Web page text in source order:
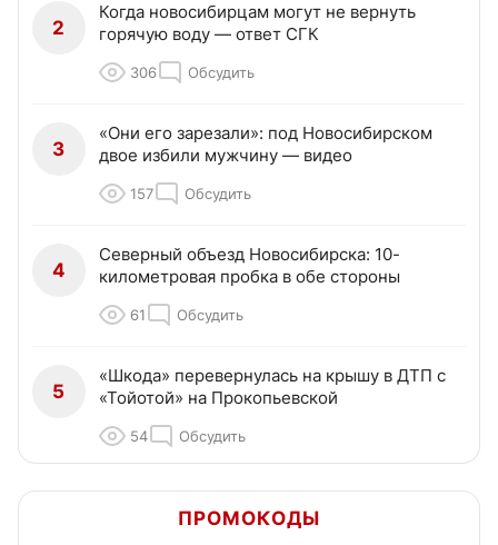
2
Когда новосибирцам могут не вернуть
горячую воду — ответ СГК
306 Обсудить
3
«Они его зарезали»: под Новосибирском
двое избили мужчину — видео
157 Обсудить
4
Северный объезд Новосибирска: 10-
километровая пробка в обе стороны
61 Обсудить
5
«Шкода» перевернулась на крышу в ДТП с
«Тойотой» на Прокопьевской
54 Обсудить
ПРОМОКОДЫ